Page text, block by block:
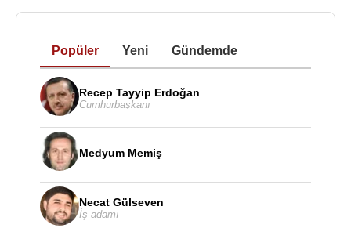
Popüler Yeni Gündemde
Recep Tayyip Erdoğan
Cumhurbaşkanı
Medyum Memiş
Necat Gülseven
İş adamı